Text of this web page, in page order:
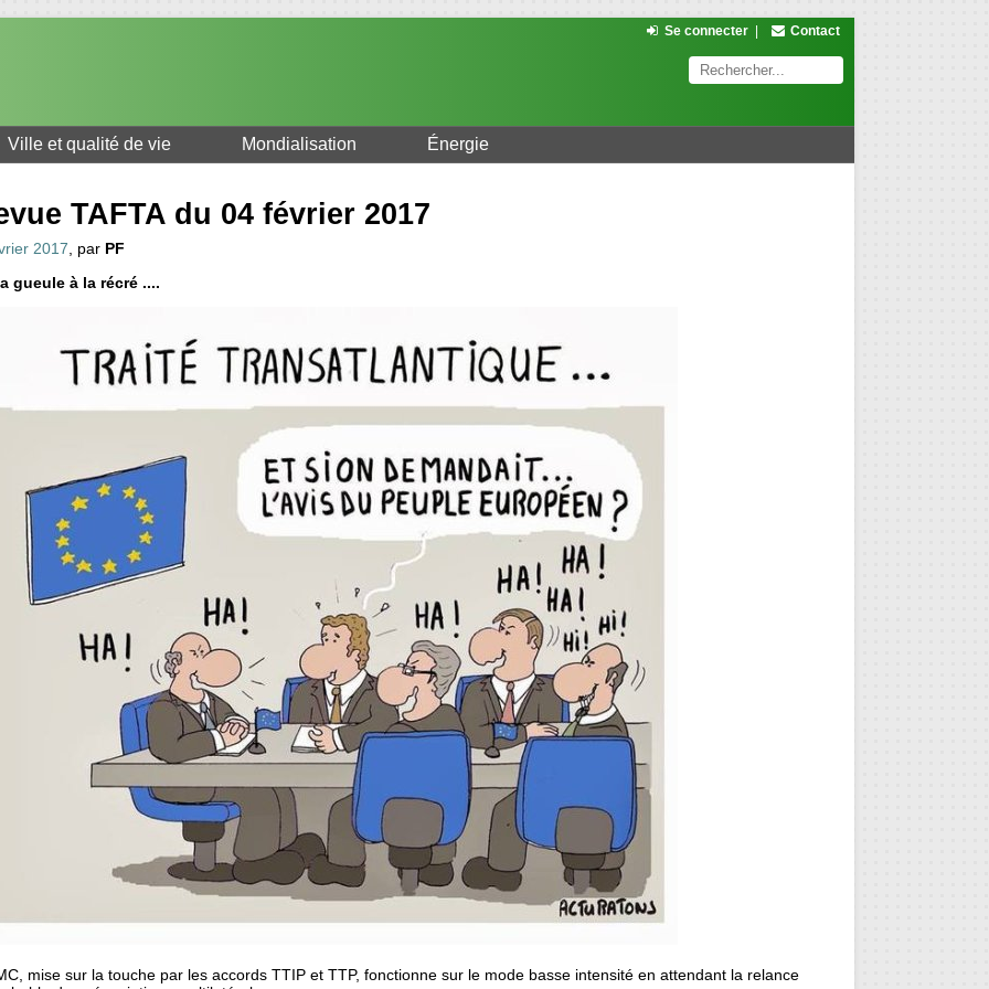
Se connecter Contact
Ville et qualité de vie Mondialisation Énergie
TAFTA du 04 février 2017
2017, par PF
gueule à la récré ....
mise sur la touche par les accords TTIP et TTP, fonctionne sur le mode basse intensité en attendant la relance